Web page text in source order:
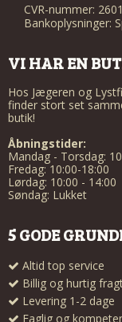
CVR-nummer:
Bankoplysninger:
VI HAR EN
Hos Jægeren og
finder stort set
butik!
Åbningstider:
Mandag - Torsdag:
Fredag: 10:00-18:00
Lørdag: 10:00 - 14:00
Søndag: Lukket
5 GODE
Altid top service
Billig og hurtig
Levering 1-2 dage
Faglig og